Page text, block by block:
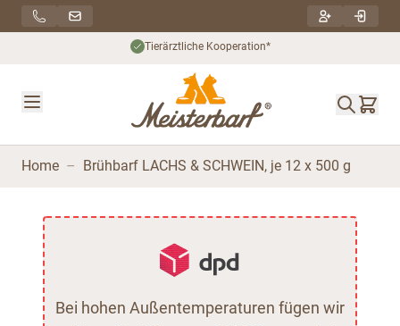
Direkt zum Inhalt
Tierärztliche Kooperation*
Home – Brühbarf LACHS & SCHWEIN, je 12 x 500 g
Bei hohen Außentemperaturen fügen wir